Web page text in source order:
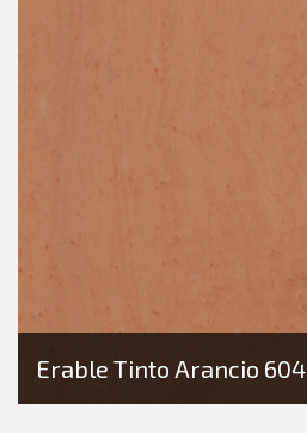
Erable Tinto Arancio 604